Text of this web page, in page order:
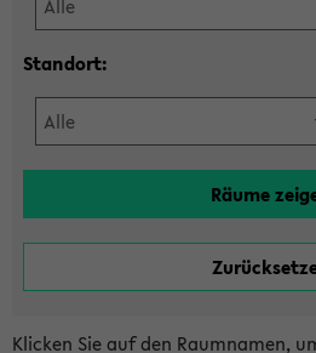
Standort:
Klicken Sie auf den Raumnamen,